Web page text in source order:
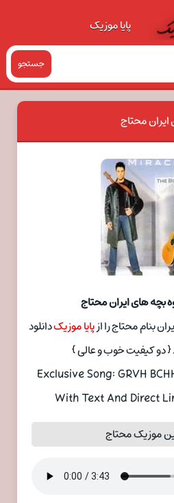
پایا موزیک
جستجو
محتاج
بچه های ایران محتاج
بنام محتاج را ازپایا موزیکدانلود
دو کیفیت خوب و عالی }
Exclusive Song: GRVH
With Text And Direct
موزیک محتاج